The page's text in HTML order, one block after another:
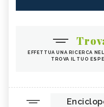
EFFETTUA UNA RICERCA
TROVA IL TUO